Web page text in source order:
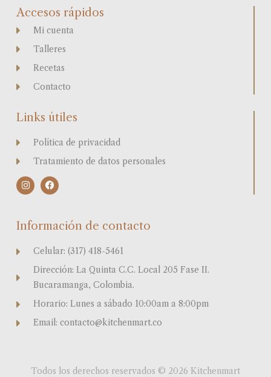
Accesos rápidos
Mi cuenta
Talleres
Recetas
Contacto
Links útiles
Política de privacidad
Tratamiento de datos personales
I
n
s
g
F
a
c
o
k
Información de contacto
Celular: (317) 418-5461
Dirección: La Quinta C.C. Local 205 Fase II.
Bucaramanga, Colombia.
Horario: Lunes a sábado 10:00am a 8:00pm
Email: contacto@kitchenmart.co
Todos los derechos reservados © 2026 Kitchenmart